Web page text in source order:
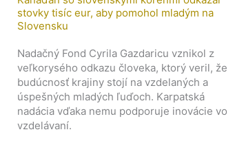
stovky tisíc eur, aby pomohol mladým na
Slovensku
Nadačný Fond Cyrila Gazdaricu vznikol z
veľkorysého odkazu človeka, ktorý veril, že
budúcnosť krajiny stojí na vzdelaných a
úspešných mladých ľuďoch. Karpatská
nadácia vďaka nemu podporuje inovácie vo
vzdelávaní.